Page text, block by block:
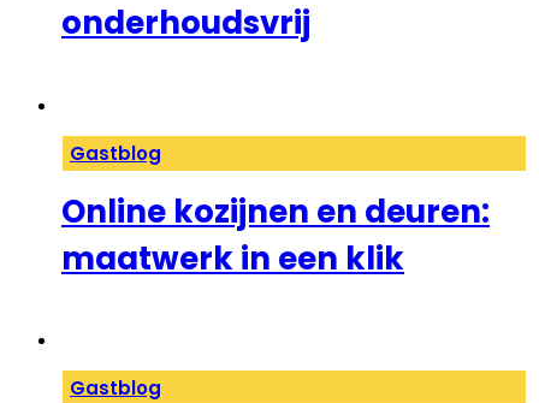
onderhoudsvrij
Gastblog
Online kozijnen en deuren:
maatwerk in een klik
Gastblog